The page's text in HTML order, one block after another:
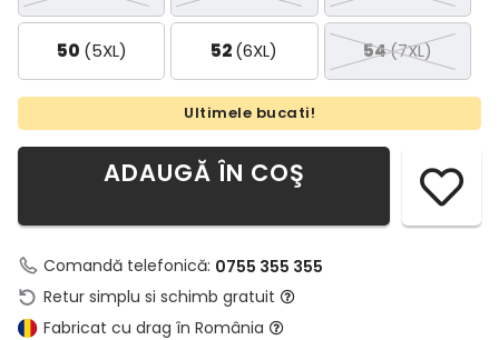
50 (5XL) 52(6XL) 54(7XL)
Ultimele bucati!
ADAUGĂ ÎN COŞ
Comandă telefonică: 0755 355 355
Retur simplu si schimb gratuit
Fabricat cu drag în România